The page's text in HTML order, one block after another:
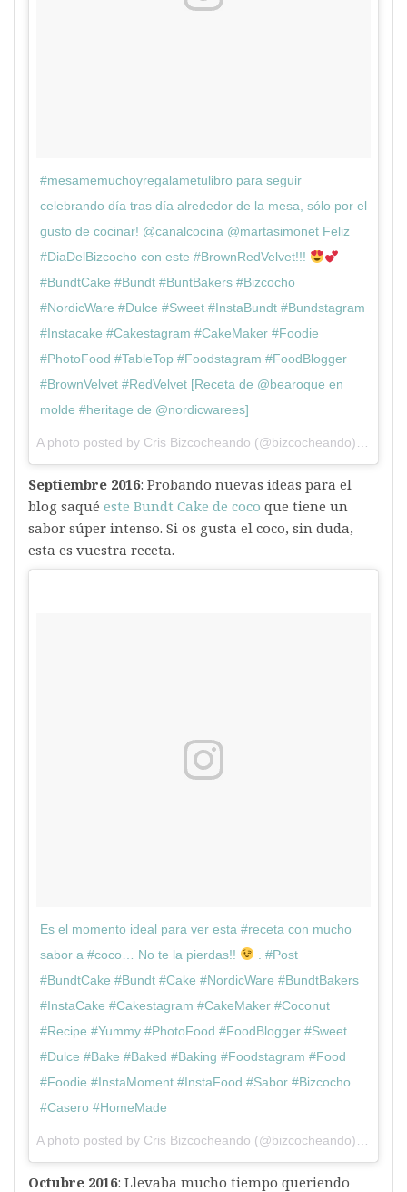
#mesamemuchoyregalametulibro para seguir
celebrando día tras día alrededor de la mesa, sólo por el
gusto de cocinar! @canalcocina @martasimonet Feliz
#DiaDelBizcocho con este #BrownRedVelvet!!!
#BundtCake #Bundt #BuntBakers #Bizcocho
#NordicWare #Dulce #Sweet #InstaBundt #Bundstagram
#Instacake #Cakestagram #CakeMaker #Foodie
#PhotoFood #TableTop #Foodstagram #FoodBlogger
#BrownVelvet #RedVelvet [Receta de @bearoque en
molde #heritage de @nordicwarees]
Septiembre 2016: Probando nuevas ideas para el
blog saqué este Bundt Cake de coco que tiene un
sabor súper intenso. Si os gusta el coco, sin duda,
esta es vuestra receta.
Es el momento ideal para ver esta #receta con mucho
sabor a #coco… No te la pierdas!!
. #Post
#BundtCake #Bundt #Cake #NordicWare #BundtBakers
#InstaCake #Cakestagram #CakeMaker #Coconut
#Recipe #Yummy #PhotoFood #FoodBlogger #Sweet
#Dulce #Bake #Baked #Baking #Foodstagram #Food
#Foodie #InstaMoment #InstaFood #Sabor #Bizcocho
#Casero #HomeMade
Octubre 2016: Llevaba mucho tiempo queriendo